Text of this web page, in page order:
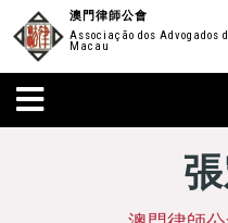
澳門律師公會
Associação dos Advogados
Macau